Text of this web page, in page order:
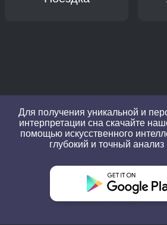
Для получения уникальной и
интерпретации сна скачайте
помощью искусственного
глубокий и точный